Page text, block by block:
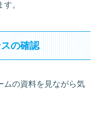
。
の確認
ムの資料を見ながら気